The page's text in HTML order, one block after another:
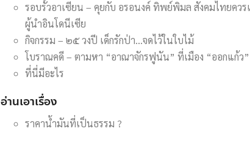
รอบรั้วอาเซียน – คุยกับ อรอนงค์ ทิพย์พิมล สังคมไทยควรเ
ผู้นำอินโดนีเซีย
กิจกรรม – ๒๕ วงปี เด็กรักป่า…จดไว้ในใบไม้
โบราณคดี – ตามหา “อาณาจักรฟูนัน” ที่เมือง “ออกแก้ว”
ที่นี่มีอะไร
อ่านเอาเรื่อง
ราคาน้ำมันที่เป็นธรรม ?